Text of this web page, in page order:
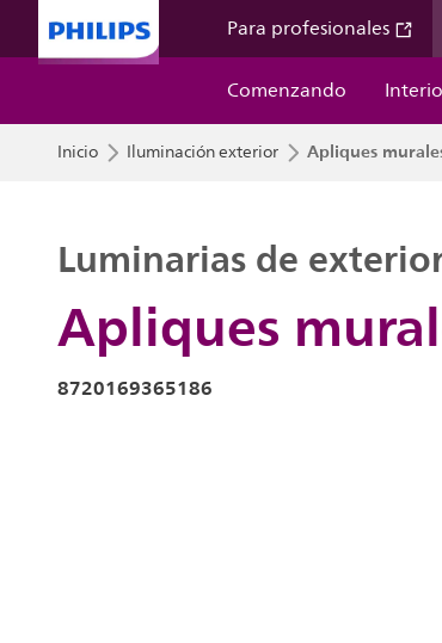
Para profesionales
Comenzando
Inicio Iluminación exterior Apliques
Apliques
Luminarias de
8720169365186